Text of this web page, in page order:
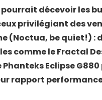
pourrait décevoir les
privilégiant des
(Noctua, be quiet!) :
comme leFractal
Phanteks Eclipse G880
rapport